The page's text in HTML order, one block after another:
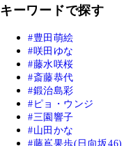
キーワードで探す
豊田萌絵
咲田ゆな
藤水咲桜
斎藤恭代
鍛治島彩
ピョ・ウンジ
三園響子
山田かな
藤嶌果歩(日向坂46)